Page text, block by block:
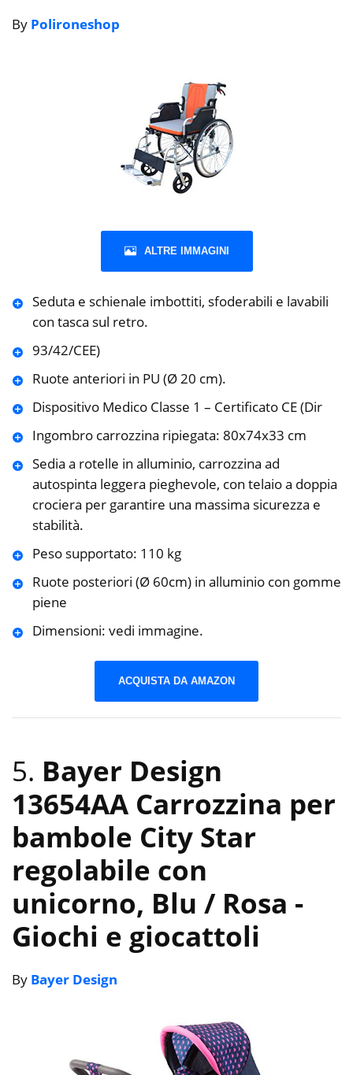
By Polironeshop
ALTRE IMMAGINI
Seduta e schienale imbottiti, sfoderabili e lavabili
con tasca sul retro.
93/42/CEE)
Ruote anteriori in PU (Ø 20 cm).
Dispositivo Medico Classe 1 – Certificato CE (Dir
Ingombro carrozzina ripiegata: 80x74x33 cm
Sedia a rotelle in alluminio, carrozzina ad
autospinta leggera pieghevole, con telaio a doppia
crociera per garantire una massima sicurezza e
stabilità.
Peso supportato: 110 kg
Ruote posteriori (Ø 60cm) in alluminio con gomme
piene
Dimensioni: vedi immagine.
ACQUISTA DA AMAZON
5. Bayer Design
13654AA Carrozzina per
bambole City Star
regolabile con
unicorno, Blu / Rosa -
Giochi e giocattoli
By Bayer Design